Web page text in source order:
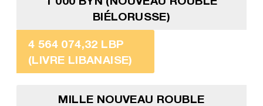
BIÉLORUSSE)
4 564 074,32 LBP
(LIVRE LIBANAISE)
MILLE NOUVEAU ROUBLE